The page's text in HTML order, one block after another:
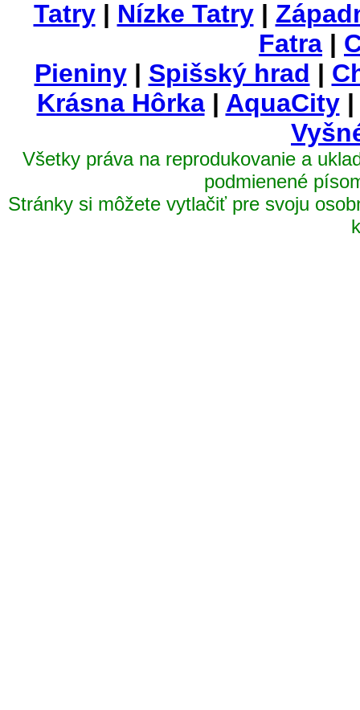
Tatry| Nízke Tatry|
Fatra |
Pieniny| Spišský hrad |
Krásna Hôrka| AquaCity
Všetky práva na reprodukovanie a
podmienené
Stránky si môžete vytlačiť pre svoju